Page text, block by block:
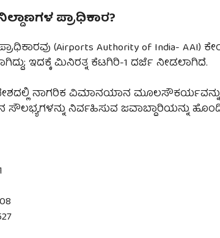
ಪ್ರಾಧಿಕಾರ?
(Airports Authority of India- AAI)
ಇದಕ್ಕೆ ಮಿನಿರತ್ನ ಕೆಟಗಿರಿ-1 ದರ್ಜೆ ನೀಡಲಾಗಿದೆ.
ನಾಗರಿಕ ವಿಮಾನಯಾನ ಮೂಲಸೌಕರ್ಯವನ್ನು
ನಿರ್ವಹಿಸುವ ಜವಾಬ್ದಾರಿಯನ್ನು